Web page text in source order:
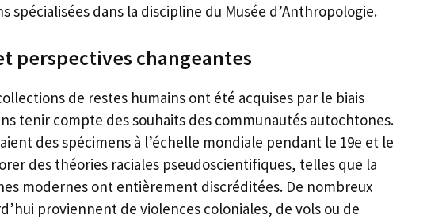
spécialisées dans la discipline du Musée d’Anthropologie.
perspectives changeantes
de restes humains ont été acquises par le biais
tenir compte des souhaits des communautés autochtones.
des spécimens à l’échelle mondiale pendant le 19e et le
des théories raciales pseudoscientifiques, telles que la
modernes ont entièrement discréditées. De nombreux
proviennent de violences coloniales, de vols ou de